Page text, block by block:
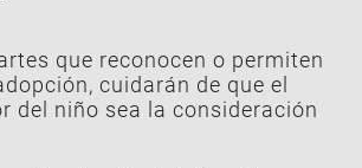
que reconocen o permiten
cuidarán de que el
del niño sea la consideración